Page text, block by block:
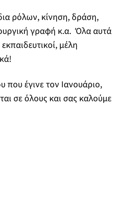
ρόλων, κίνηση, δράση,
γραφή κ.α. Όλα αυτά
μέλη
που έγινε τον Ιανουάριο,
σε όλους και σας καλούμε